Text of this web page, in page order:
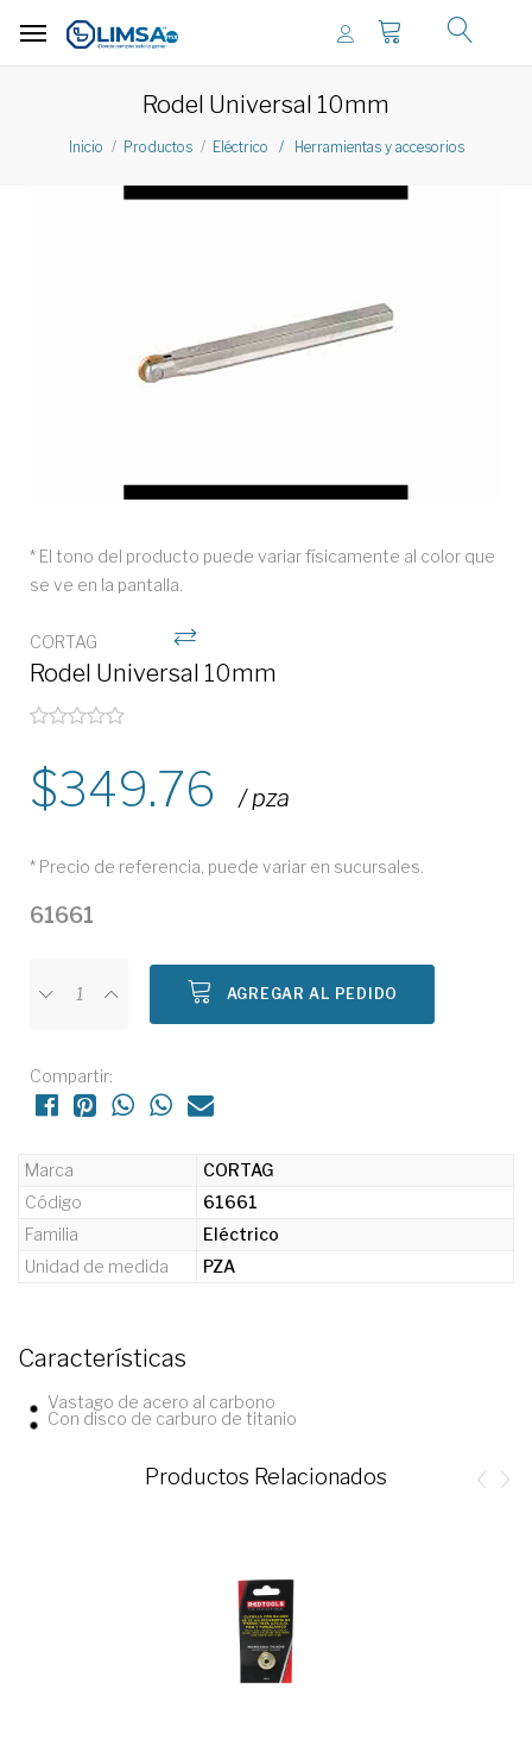
Rodel Universal 10mm
Inicio Productos Eléctrico / Herramientas y accesorios
* El tono del producto puede variar físicamente al color que
se ve en la pantalla.
CORTAG
Rodel Universal 10mm
349.76 / pza
* Precio de referencia, puede variar en sucursales.
61661
AGREGAR AL PEDIDO
Compartir:
Marca
CORTAG
Código
61661
Familia
Eléctrico
Unidad de medida
PZA
Características
Vastago de acero al carbono
Con disco de carburo de titanio
Productos Relacionados